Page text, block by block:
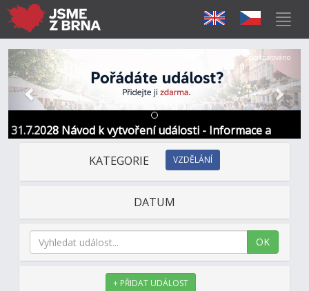
31.7.2028 Návod k vytvoření události - Informace a
kontakt
Předchozí Další
Sponzorováno
KATEGORIE VZDĚLÁNÍ
DATUM
OK
+ PŘIDAT UDÁLOST